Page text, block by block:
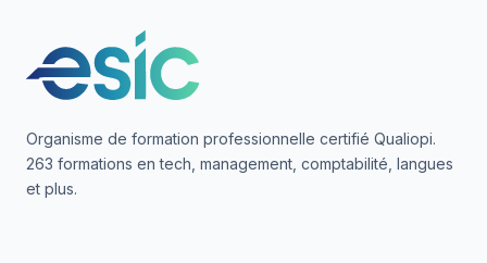
Organisme de formation professionnelle certifié Qualiopi.
263 formations en tech, management, comptabilité, langues
et plus.